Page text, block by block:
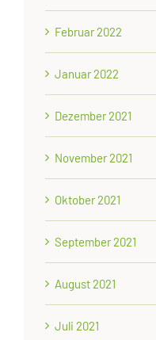
Februar 2022
Januar 2022
Dezember 2021
November 2021
Oktober 2021
September 2021
August 2021
Juli 2021